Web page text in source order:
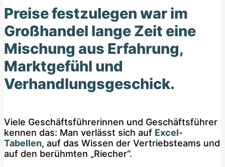
Preise festzulegen war im
Großhandel lange Zeit eine
Mischung aus Erfahrung,
Marktgefühl und
Verhandlungsgeschick.
Viele Geschäftsführerinnen und Geschäftsführer
kennen das: Man verlässt sich auf Excel-
Tabellen, auf das Wissen der Vertriebsteams und
auf den berühmten „Riecher“.